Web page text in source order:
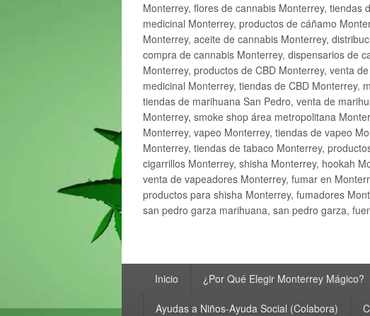
Monterrey, flores de cannabis Monterrey,
medicinal Monterrey, productos de cáñamo
Monterrey, aceite de cannabis Monterrey,
compra de cannabis Monterrey, dispensarios de
Monterrey, productos de CBD Monterrey, venta
medicinal Monterrey, tiendas de CBD Monterrey,
tiendas de marihuana San Pedro, venta de
Monterrey, smoke shop área metropolitana
Monterrey, vapeo Monterrey, tiendas de vapeo
Monterrey, tiendas de tabaco Monterrey,
cigarrillos Monterrey, shisha Monterrey, hookah
venta de vapeadores Monterrey, fumar en
productos para shisha Monterrey, fumadores
san pedro garza marihuana, san pedro garza,
principalInicio ¿Por Qué Elegir Monterrey Mágico?
Ayudas a Niños-Ayuda Social (Colabora)